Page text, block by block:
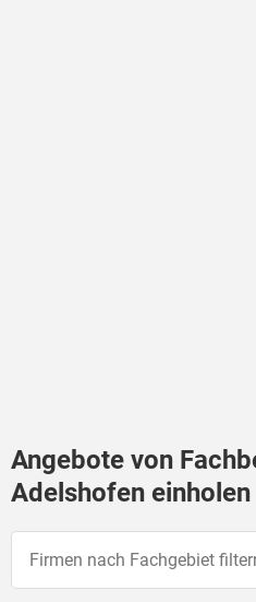
Angebote von
Adelshofen einholen